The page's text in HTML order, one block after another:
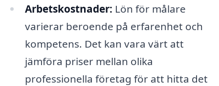
Arbetskostnader: Lön för målare
varierar beroende på erfarenhet och
kompetens. Det kan vara värt att
jämföra priser mellan olika
professionella företag för att hitta det